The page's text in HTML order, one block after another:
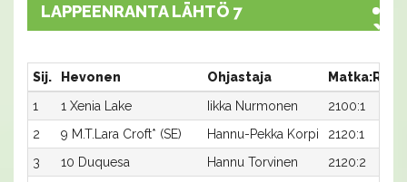
LAPPEENRANTA LÄHTÖ 7
Sij. Hevonen Ohjastaja
Matka:Rata
1
1 Xenia Lake Iikka Nurmonen
2100:1
2
9 M.T.Lara Croft* (SE) Hannu-Pekka Korpi
2120:1
3
10 Duquesa Hannu Torvinen
2120:2